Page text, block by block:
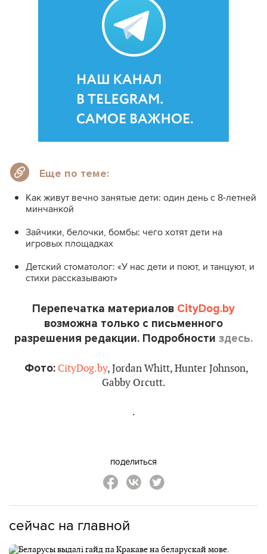
Еще по теме:
Как живут вечно занятые дети: один день с 8-летней
минчанкой
Зайчики, белочки, бомбы: чего хотят дети на
игровых площадках
Детский стоматолог: «У нас дети и поют, и танцуют, и
стихи рассказывают»
Перепечатка материалов CityDog.by
возможна только с письменного
разрешения редакции. Подробности здесь.
Фото: CityDog.by, Jordan Whitt, Hunter Johnson,
Gabby Orcutt.
.
поделиться
сейчас на главной